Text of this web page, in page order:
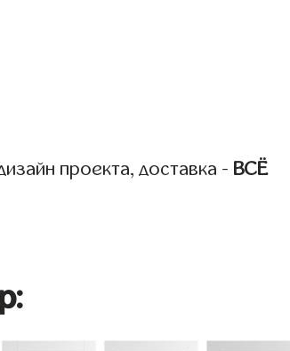
проекта, доставка - ВСЁ